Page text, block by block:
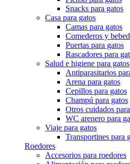
Snacks para gatos
Casa para gatos
Camas para gatos
Comederos y
Puertas para gatos
Rascadores para
Salud e higiene para gatos
Antiparasitarios
Arena para gatos
Cepillos para gatos
Champú para gatos
Otros cuidados
WC arenero para
Viaje para gatos
Transportines para
Roedores
Accesorios para roedores